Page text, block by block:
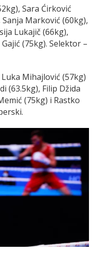
Sara Ćirković
Marković (60kg),
Lukajič (66kg),
(75kg). Selektor –
Luka Mihajlović (57kg)
(63.5kg), Filip Džida
(75kg) i Rastko